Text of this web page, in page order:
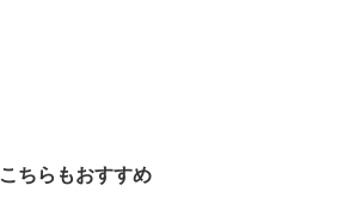
こちらもおすすめ